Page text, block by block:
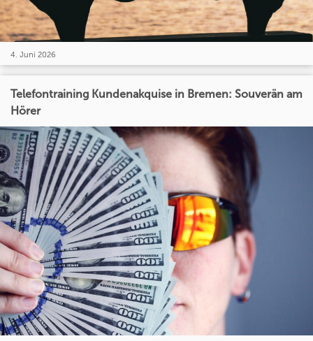
4. Juni 2026
Telefontraining Kundenakquise in Bremen: Souverän am
Hörer